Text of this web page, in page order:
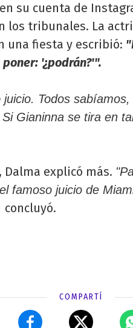
su cuenta de
los tribunales. La
una fiesta y escribió:
'¿podrán?'".
juicio. Todos
Gianinna se tira en
Dalma explicó más.
famoso juicio de
concluyó.
COMPARTÍ